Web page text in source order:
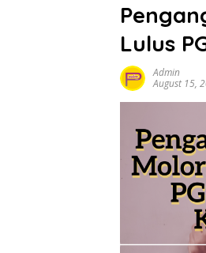
Lulus
Admin
August 15,